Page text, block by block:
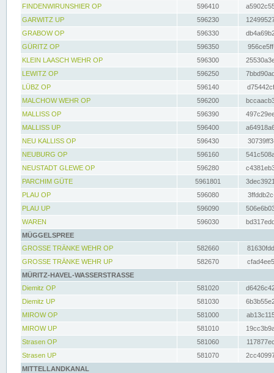
FINDENWIRUNSHIER OP
596410
GARWITZ UP
596230
GRABOW OP
596330
GÜRITZ OP
596350
KLEIN LAASCH WEHR OP
596300
LEWITZ OP
596250
LÜBZ OP
596140
MALCHOW WEHR OP
596200
MALLISS OP
596390
MALLISS UP
596400
NEU KALLISS OP
596430
NEUBURG OP
596160
NEUSTADT GLEWE OP
596280
PARCHIM GÜTE
5961801
PLAU OP
596080
PLAU UP
596090
WAREN
596030
MÜGGELSPREE
GROSSE TRÄNKE WEHR OP
582660
GROSSE TRÄNKE WEHR UP
582670
MÜRITZ-HAVEL-WASSERSTRASSE
Diemitz OP
581020
Diemitz UP
581030
MIROW OP
581000
MIROW UP
581010
Strasen OP
581060
Strasen UP
581070
MITTELLANDKANAL